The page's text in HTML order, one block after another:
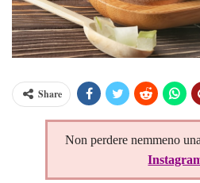
Share
Non perdere nemmeno